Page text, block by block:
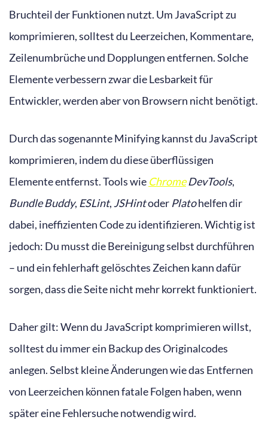
Bruchteil der Funktionen nutzt. Um JavaScript zu
komprimieren, solltest du Leerzeichen, Kommentare,
Zeilenumbrüche und Dopplungen entfernen. Solche
Elemente verbessern zwar die Lesbarkeit für
Entwickler, werden aber von Browsern nicht benötigt.
Durch das sogenannte Minifying kannst du JavaScript
komprimieren, indem du diese überflüssigen
Elemente entfernst. Tools wie ChromeDevTools,
Bundle Buddy, ESLint, JSHintoder Platohelfen dir
dabei, ineffizienten Code zu identifizieren. Wichtig ist
jedoch: Du musst die Bereinigung selbst durchführen
– und ein fehlerhaft gelöschtes Zeichen kann dafür
sorgen, dass die Seite nicht mehr korrekt funktioniert.
Daher gilt: Wenn du JavaScript komprimieren willst,
solltest du immer ein Backup des Originalcodes
anlegen. Selbst kleine Änderungen wie das Entfernen
von Leerzeichen können fatale Folgen haben, wenn
später eine Fehlersuche notwendig wird.